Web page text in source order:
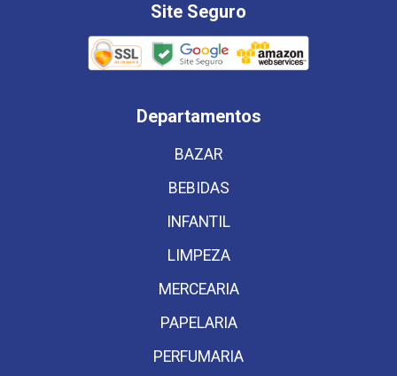
Site Seguro
Departamentos
BAZAR
BEBIDAS
INFANTIL
LIMPEZA
MERCEARIA
PAPELARIA
PERFUMARIA